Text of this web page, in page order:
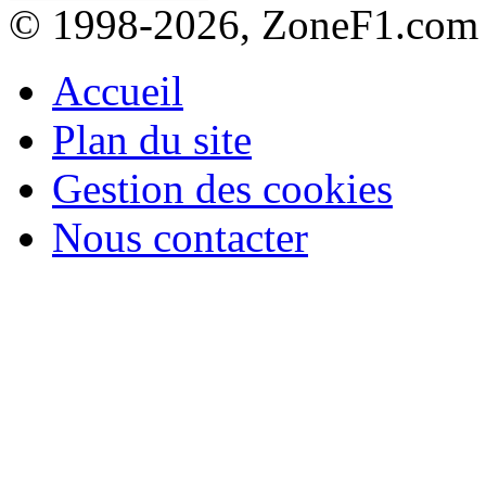
© 1998-2026, ZoneF1.com
Accueil
Plan du site
Gestion des cookies
Nous contacter